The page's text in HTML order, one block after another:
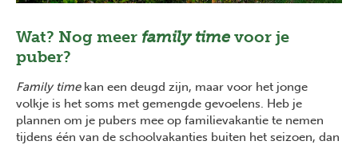
Wat? Nog meer family time voor je
puber?
Family time kan een deugd zijn, maar voor het jonge
volkje is het soms met gemengde gevoelens. Heb je
plannen om je pubers mee op familievakantie te nemen
tijdens één van de schoolvakanties buiten het seizoen, dan